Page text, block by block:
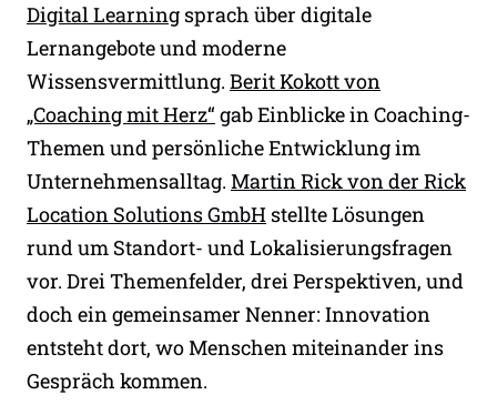
Digital Learning sprach über digitale
Lernangebote und moderne
Wissensvermittlung. Berit Kokott von
„Coaching mit Herz“ gab Einblicke in Coaching-
Themen und persönliche Entwicklung im
Unternehmensalltag. Martin Rick von der Rick
Location Solutions GmbH stellte Lösungen
rund um Standort- und Lokalisierungsfragen
vor. Drei Themenfelder, drei Perspektiven, und
doch ein gemeinsamer Nenner: Innovation
entsteht dort, wo Menschen miteinander ins
Gespräch kommen.